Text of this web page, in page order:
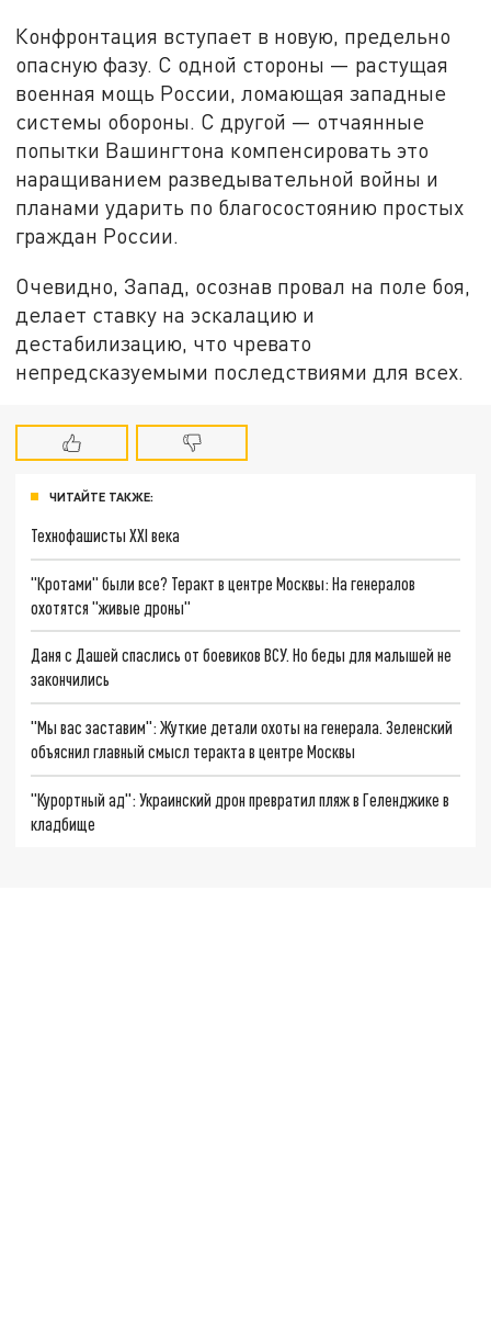
Конфронтация вступает в новую, предельно
опасную фазу. С одной стороны — растущая
военная мощь России, ломающая западные
системы обороны. С другой — отчаянные
попытки Вашингтона компенсировать это
наращиванием разведывательной войны и
планами ударить по благосостоянию простых
граждан России.
Очевидно, Запад, осознав провал на поле боя,
делает ставку на эскалацию и
дестабилизацию, что чревато
непредсказуемыми последствиями для всех.
ЧИТАЙТЕ ТАКЖЕ:
Технофашисты XXI века
"Кротами" были все? Теракт в центре Москвы: На генералов
охотятся "живые дроны"
Даня с Дашей спаслись от боевиков ВСУ. Но беды для малышей не
закончились
"Мы вас заставим": Жуткие детали охоты на генерала. Зеленский
объяснил главный смысл теракта в центре Москвы
"Курортный ад": Украинский дрон превратил пляж в Геленджике в
кладбище